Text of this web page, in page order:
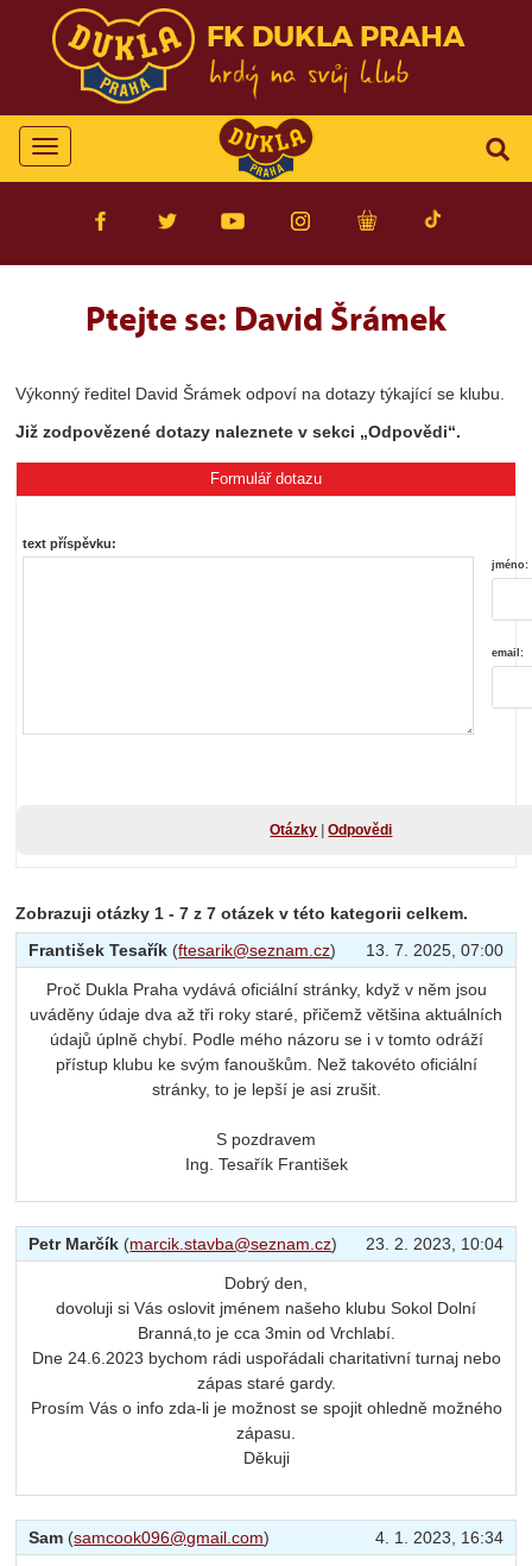
FK DUKLA PRAHA
Toggle
navigation
Ptejte se: David Šrámek
Výkonný ředitel David Šrámek odpoví na dotazy týkající se klubu.
Již zodpovězené dotazy naleznete v sekci „Odpovědi“.
Formulář dotazu
text příspěvku:
jméno:
email:
Otázky |Odpovědi
Zobrazuji otázky 1 - 7 z 7 otázek v této kategorii celkem.
František Tesařík (ftesarik@seznam.cz) 13. 7. 2025, 07:00
Proč Dukla Praha vydává oficiální stránky, když v něm jsou
uváděny údaje dva až tři roky staré, přičemž většina aktuálních
údajů úplně chybí. Podle mého názoru se i v tomto odráží
přístup klubu ke svým fanouškům. Než takovéto oficiální
stránky, to je lepší je asi zrušit.
S pozdravem
Ing. Tesařík František
Petr Marčík (marcik.stavba@seznam.cz) 23. 2. 2023, 10:04
Dobrý den,
dovoluji si Vás oslovit jménem našeho klubu Sokol Dolní
Branná,to je cca 3min od Vrchlabí.
Dne 24.6.2023 bychom rádi uspořádali charitativní turnaj nebo
zápas staré gardy.
Prosím Vás o info zda-li je možnost se spojit ohledně možného
zápasu.
Děkuji
Sam (samcook096@gmail.com) 4. 1. 2023, 16:34